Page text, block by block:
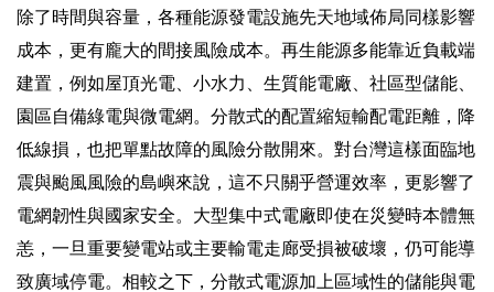
除了時間與容量，各種能源發電設施先天地域佈局同樣影響
成本，更有龐大的間接風險成本。再生能源多能靠近負載端
建置，例如屋頂光電、小水力、生質能電廠、社區型儲能、
園區自備綠電與微電網。分散式的配置縮短輸配電距離，降
低線損，也把單點故障的風險分散開來。對台灣這樣面臨地
震與颱風風險的島嶼來說，這不只關乎營運效率，更影響了
電網韌性與國家安全。大型集中式電廠即使在災變時本體無
恙，一旦重要變電站或主要輸電走廊受損被破壞，仍可能導
致廣域停電。相較之下，分散式電源加上區域性的儲能與電